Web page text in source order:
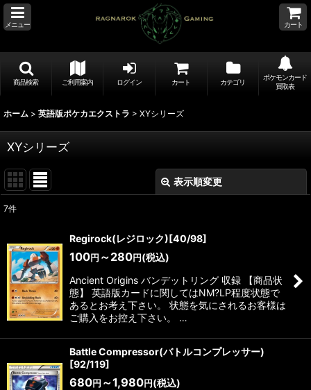
メニュー カート
商品検索 ご利用案内 ログイン カート カテゴリ
ポケモンカード
買取表
ホーム > 英語版ポケカエクストラ > XYシリーズ
XYシリーズ
表示順変更
並び順:
絞り込む
7件
Regirock(レジロック)[40/98]
100円 ～280円 (税込)
Ancient Origins バンデットリング 収録 【商品状
態】 英語版カードに関してはNM?LP程度状態で
あるとお考え下さい。 状態を気にされるお客様は
ご購入をお控え下さい。 …
Battle Compressor(バトルコンプレッサー)
[92/119]
680円 ～1,980円 (税込)